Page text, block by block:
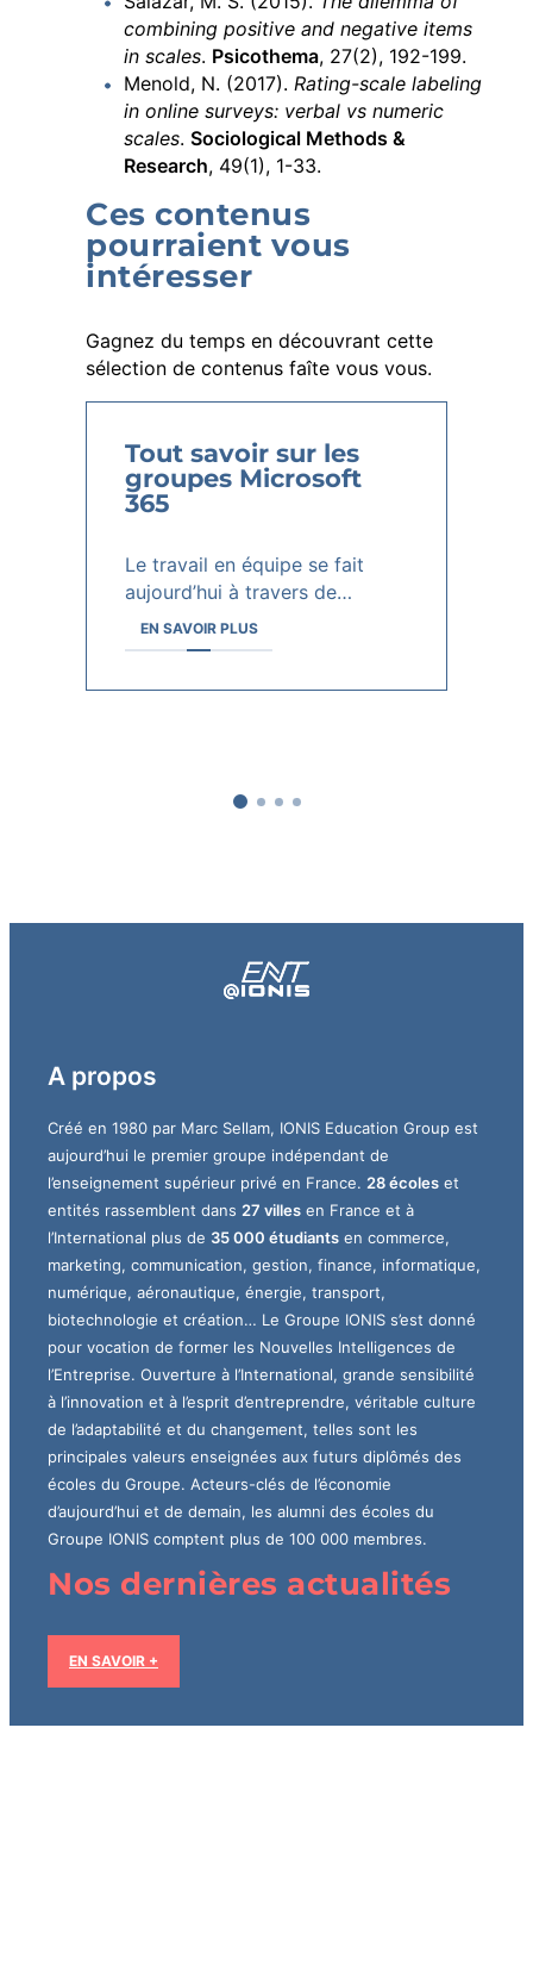
combining positive and negative items
in scales. Psicothema, 27(2), 192-199.
Menold, N. (2017). Rating-scale labeling
in online surveys: verbal vs numeric
scales. Sociological Methods &
Research, 49(1), 1-33.
Ces contenus
pourraient vous
intéresser
Gagnez du temps en découvrant cette
sélection de contenus faîte vous vous.
Tout savoir sur les
groupes Microsoft
365
Le travail en équipe se fait
aujourd’hui à travers de…
EN SAVOIR PLUS
A propos
Créé en 1980 par Marc Sellam, IONIS Education Group est
aujourd’hui le premier groupe indépendant de
l’enseignement supérieur privé en France. 28 écoles et
entités rassemblent dans 27 villes en France et à
l’International plus de 35 000 étudiants en commerce,
marketing, communication, gestion, finance, informatique,
numérique, aéronautique, énergie, transport,
biotechnologie et création… Le Groupe IONIS s’est donné
pour vocation de former les Nouvelles Intelligences de
l’Entreprise. Ouverture à l’International, grande sensibilité
à l’innovation et à l’esprit d’entreprendre, véritable culture
de l’adaptabilité et du changement, telles sont les
principales valeurs enseignées aux futurs diplômés des
écoles du Groupe. Acteurs-clés de l’économie
d’aujourd’hui et de demain, les alumni des écoles du
Groupe IONIS comptent plus de 100 000 membres.
Nos dernières actualités
EN SAVOIR +